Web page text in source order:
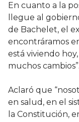
En cuanto a la
llegue al
de Bachelet, el
encontráramos
está viviendo
muchos cambios”.
Aclaró que
en salud, en el
la Constitución,